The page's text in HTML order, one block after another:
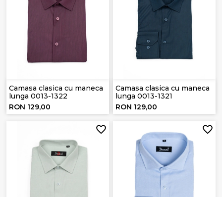
Camasa clasica cu maneca
lunga 0013-1322
RON 129,00
Camasa clasica cu maneca
lunga 0013-1321
RON 129,00